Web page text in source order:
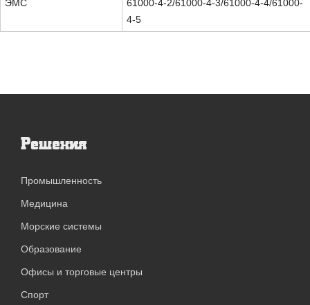
ЭМС
61000-4-2/61000-4-3/61000-4-4/61000-
4-5
Решения
Промышленность
Медицина
Морские системы
Образование
Офисы и торговые центры
Спорт